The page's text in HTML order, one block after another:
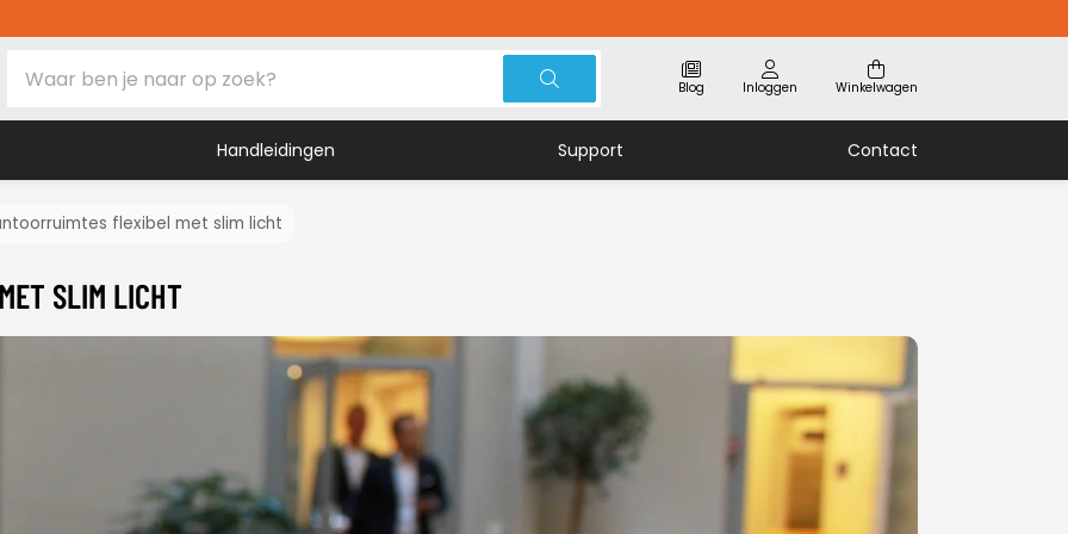
Blog Inloggen Winkelwagen
Handleidingen Support Contact
flexibel met slim licht
SLIM LICHT